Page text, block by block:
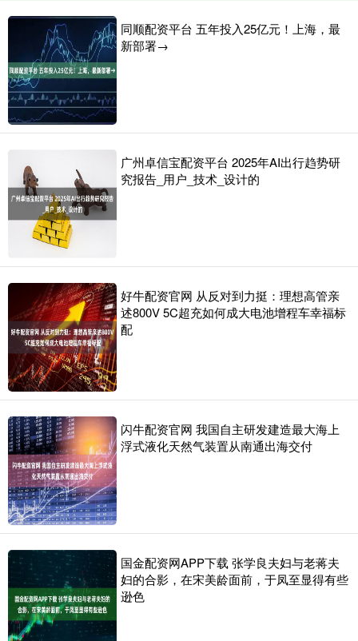
同顺配资平台 五年投入25亿元！上海，最
新部署→
广州卓信宝配资平台 2025年AI出行趋势研
究报告_用户_技术_设计的
好牛配资官网 从反对到力挺：理想高管亲
述800V 5C超充如何成大电池增程车幸福标
配
闪牛配资官网 我国自主研发建造最大海上
浮式液化天然气装置从南通出海交付
国金配资网APP下载 张学良夫妇与老蒋夫
妇的合影，在宋美龄面前，于凤至显得有些
逊色